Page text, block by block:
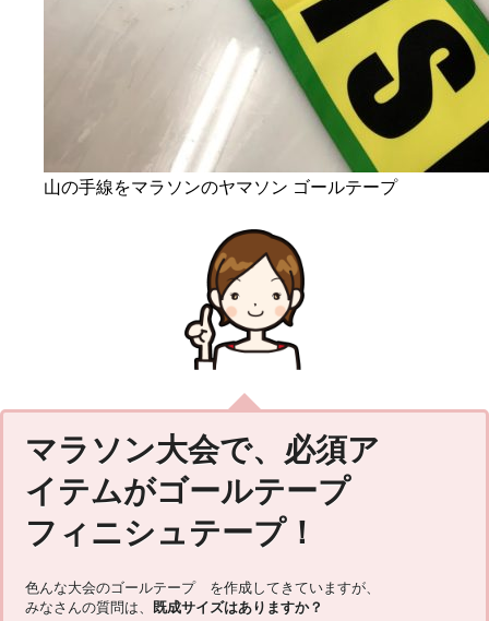
山の手線をマラソンのヤマソン ゴールテープ
マラソン大会で、必須ア
イテムがゴールテープ
フィニシュテープ！
色んな大会のゴールテープ を作成してきていますが、
みなさんの質問は、
既成サイズはありますか？